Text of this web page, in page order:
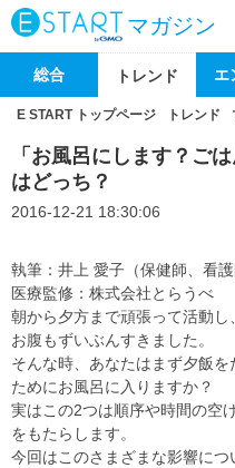
マガジン
総合 トレンド エ
E START トップページ トレンド
「お風呂にします？ご
はどっち？
2016-12-21 18:30:06
執筆：井上 愛子（保健師、看護
医療監修：株式会社とらうべ
朝から夕方まで頑張って活動し
お腹もずいぶんすきました。
そんな時、あなたはまず夕飯
ためにお風呂に入りますか？
実はこの2つは順序や時間の空
をもたらします。
今回はこのさまざまな影響につ